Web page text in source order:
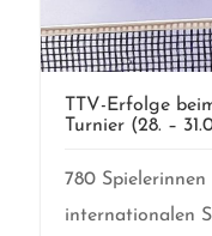
TTV-Erfolge
Turnier (28. –
780
internationalen